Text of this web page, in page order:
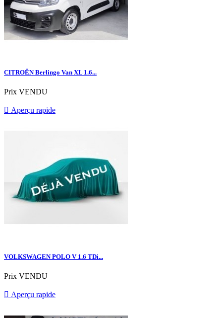
CITROËN Berlingo Van XL 1.6...
Prix VENDU
 Aperçu rapide
VOLKSWAGEN POLO V 1.6 TDi...
Prix VENDU
 Aperçu rapide